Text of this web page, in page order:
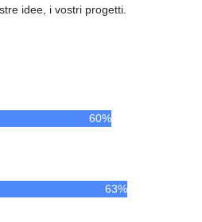
idee, i vostri progetti.
60%
63%